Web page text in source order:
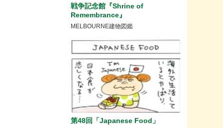
戦争記念館『Shrine of
Remembrance』
MELBOURNE建物図鑑
第48回「Japanese Food」